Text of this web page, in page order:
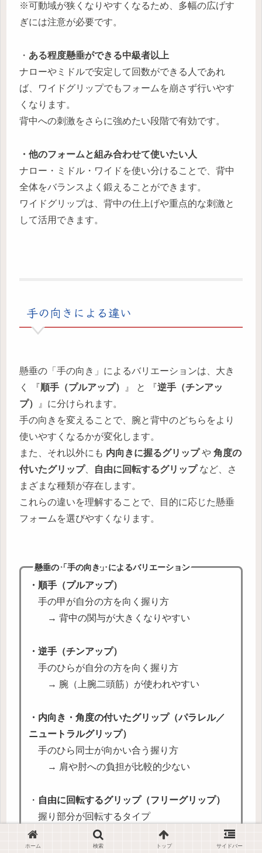
※可動域が狭くなりやすくなるため、多幅の広げす
ぎには注意が必要です。
・ ある程度懸垂ができる中級者以上
ナローやミドルで安定して回数ができる人であれ
ば、ワイドグリップでもフォームを崩さず行いやす
くなります。
背中への刺激をさらに強めたい段階で有効です。
・他のフォームと組み合わせて使いたい人
ナロー・ミドル・ワイドを使い分けることで、背中
全体をバランスよく鍛えることができます。
ワイドグリップは、背中の仕上げや重点的な刺激と
して活用できます。
手の向きによる違い
懸垂の「手の向き」によるバリエーションは、大き
く 『順手（プルアップ） 』 と 『逆手（チンアッ
プ）
』に分けられます。
手の向きを変えることで、腕と背中のどちらをより
使いやすくなるかが変化します。
また、それ以外にも 内向きに握るグリップや 角度の
付いたグリップ、 自由に回転するグリップなど、さ
まざまな種類が存在します。
これらの違いを理解することで、目的に応じた懸垂
フォームを選びやすくなります。
懸垂の「手の向き」によるバリエーション
・順手（プルアップ）
手の甲が自分の方を向く握り方
→ 背中の関与が大きくなりやすい
・逆手（チンアップ）
手のひらが自分の方を向く握り方
→ 腕（上腕二頭筋）が使われやすい
・内向き・角度の付いたグリップ（パラレル／
ニュートラルグリップ）
手のひら同士が向かい合う握り方
→ 肩や肘への負担が比較的少ない
・ 自由に回転するグリップ（フリーグリップ）
握り部分が回転するタイプ
→ 関節への負担を抑えやすい反面、不安定
となりやすい
ホーム 検索 トップ サイドバー